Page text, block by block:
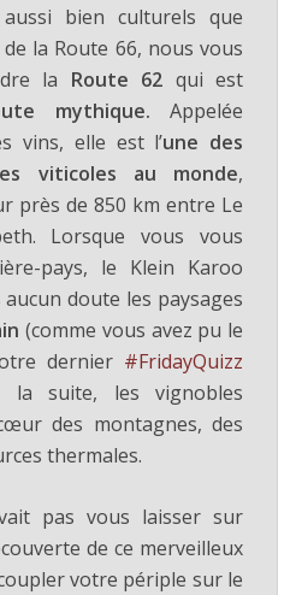
bien culturels que
la Route 66, nous vous
la Route 62 qui est
mythique. Appelée
vins, elle est l’une des
viticoles au monde,
près de 850 km entre Le
Lorsque vous vous
pays, le Klein Karoo
doute les paysages
(comme vous avez pu le
dernier #FridayQuizz
la suite, les vignobles
des montagnes, des
thermales.
pas vous laisser sur
de ce merveilleux
votre périple sur le